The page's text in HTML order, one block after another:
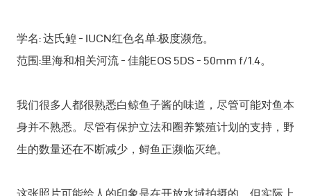
学名: 达氏鳇 - IUCN红色名单:极度濒危。
范围:里海和相关河流 - 佳能EOS 5DS - 50mm f/1.4。
我们很多人都很熟悉白鲸鱼子酱的味道，尽管可能对鱼本
身并不熟悉。尽管有保护立法和圈养繁殖计划的支持，野
生的数量还在不断减少，鲟鱼正濒临灭绝。
这张照片可能给人的印象是在开放水域拍摄的，但实际上